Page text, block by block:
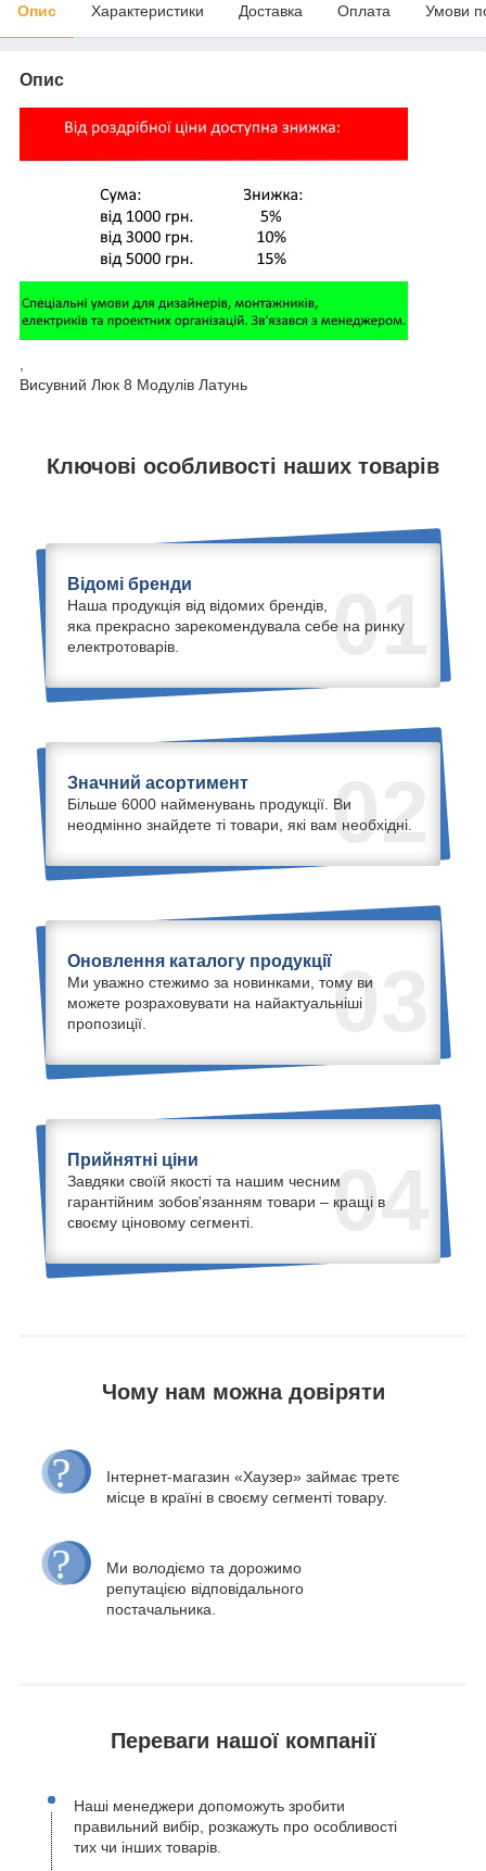
Опис Характеристики Доставка Оплата Умови
Опис
Висувний Люк 8 Модулів Латунь
Ключові особливості наших товарів
01
Відомі бренди
Наша продукція від відомих брендів,
яка прекрасно зарекомендувала себе на ринку
електротоварів.
02
Значний асортимент
Більше 6000 найменувань продукції. Ви
неодмінно знайдете ті товари, які вам необхідні.
03
Оновлення каталогу продукції
Ми уважно стежимо за новинками, тому ви
можете розраховувати на найактуальніші
пропозиції.
04
Прийнятні ціни
Завдяки своїй якості та нашим чесним
гарантійним зобов'язанням товари – кращі в
своєму ціновому сегменті.
Чому нам можна довіряти
Інтернет-магазин «Хаузер» займає третє
місце в країні в своєму сегменті товару.
Ми володіємо та дорожимо
репутацією відповідального
постачальника.
Переваги нашої компанії
Наші менеджери допоможуть зробити
правильний вибір, розкажуть про особливості
тих чи інших товарів.